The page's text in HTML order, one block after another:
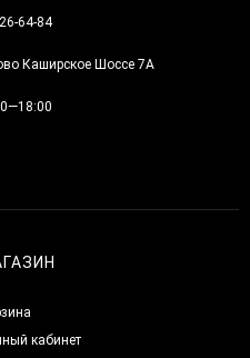
64-84
Каширское Шоссе 7А
кабинет